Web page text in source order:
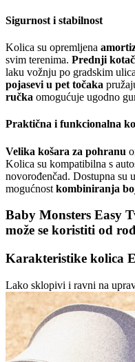
Sigurnost i stabilnost
Kolica su opremljena
svim terenima. Prednji
laku vožnju po gradskim
pojasevi u pet točaka
ručka omogućuje ugodno
Praktična i funkcionalna
Velika košara za pohranu
Kolica su kompatibilna s
novorođenčad. Dostupna su
mogućnost kombiniranja
Baby Monsters Easy
može se koristiti od
Karakteristike kolica
Lako sklopivi i ravni na